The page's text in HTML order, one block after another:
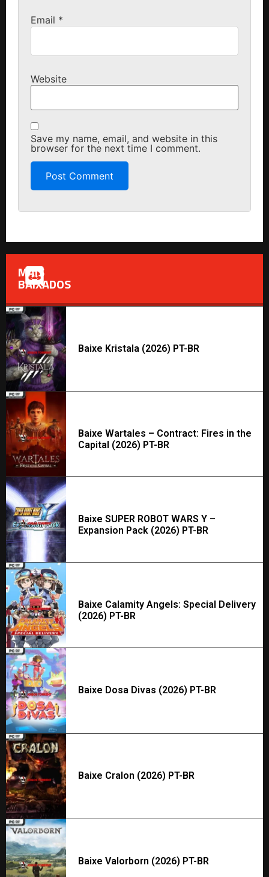
Email *
Website
Save my name, email, and website in this
browser for the next time I comment.
MAIS
BAIXADOS
Baixe Kristala (2026) PT-BR
Baixe Wartales – Contract: Fires in the
Capital (2026) PT-BR
Baixe SUPER ROBOT WARS Y –
Expansion Pack (2026) PT-BR
Baixe Calamity Angels: Special Delivery
(2026) PT-BR
Baixe Dosa Divas (2026) PT-BR
Baixe Cralon (2026) PT-BR
Baixe Valorborn (2026) PT-BR